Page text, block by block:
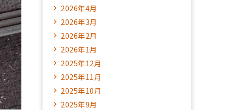
2026年4月
2026年3月
2026年2月
2026年1月
2025年12月
2025年11月
2025年10月
2025年9月